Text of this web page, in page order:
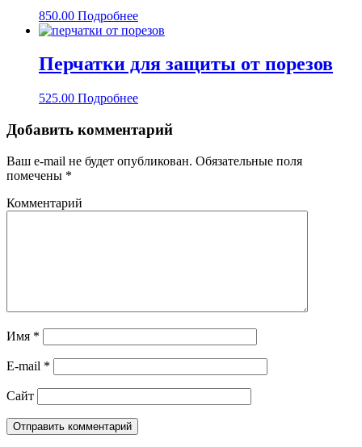
850.00 Подробнее
Перчатки для защиты от порезов
525.00 Подробнее
Добавить комментарий
Ваш e-mail не будет опубликован. Обязательные поля
помечены *
Комментарий
Имя *
E-mail *
Сайт